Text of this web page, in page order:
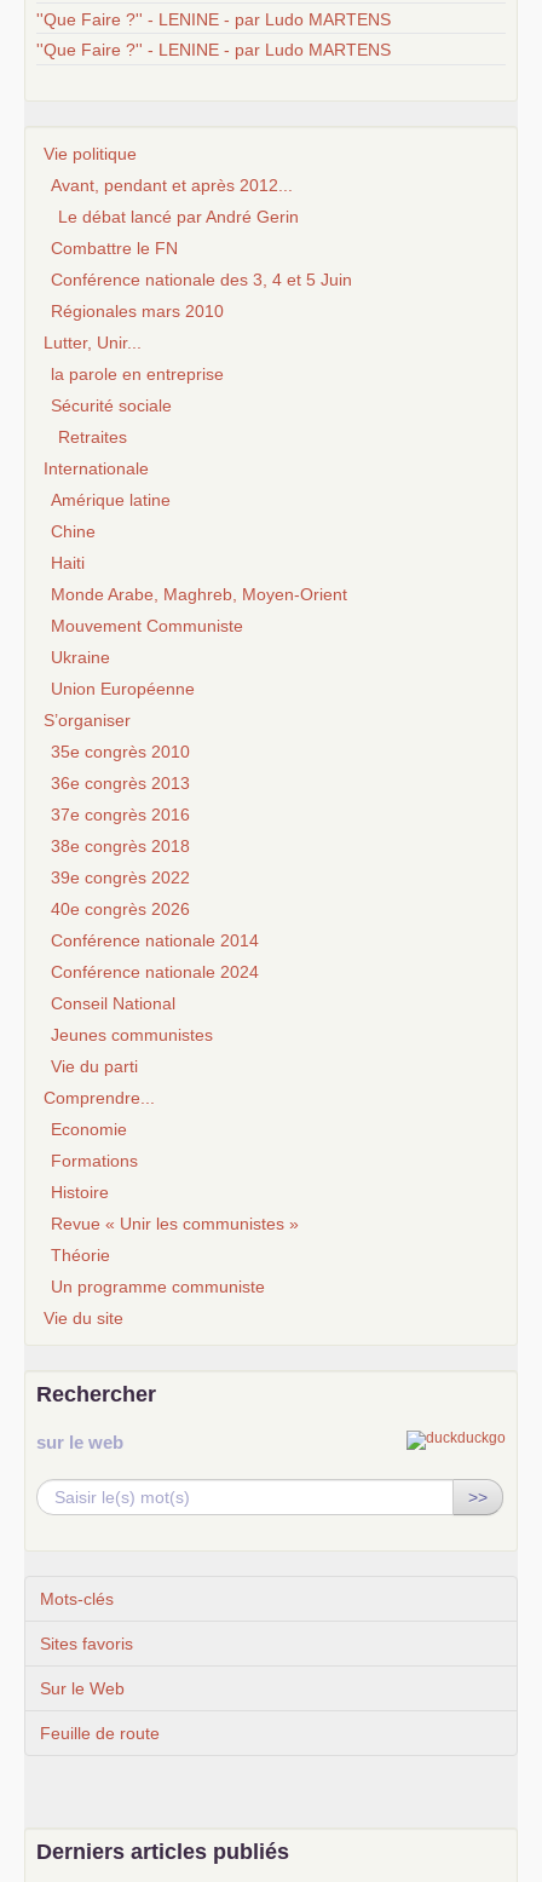
''Que Faire ?'' - LENINE - par Ludo MARTENS
''Que Faire ?'' - LENINE - par Ludo MARTENS
Vie politique
Avant, pendant et après 2012...
Le débat lancé par André Gerin
Combattre le FN
Conférence nationale des 3, 4 et 5 Juin
Régionales mars 2010
Lutter, Unir...
la parole en entreprise
Sécurité sociale
Retraites
Internationale
Amérique latine
Chine
Haiti
Monde Arabe, Maghreb, Moyen-Orient
Mouvement Communiste
Ukraine
Union Européenne
S’organiser
35e congrès 2010
36e congrès 2013
37e congrès 2016
38e congrès 2018
39e congrès 2022
40e congrès 2026
Conférence nationale 2014
Conférence nationale 2024
Conseil National
Jeunes communistes
Vie du parti
Comprendre...
Economie
Formations
Histoire
Revue « Unir les communistes »
Théorie
Un programme communiste
Vie du site
Rechercher
sur le web
>>
Mots-clés
Sites favoris
Sur le Web
Feuille de route
Derniers articles publiés